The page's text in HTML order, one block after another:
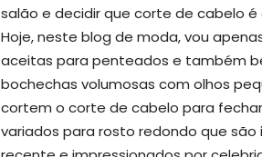
salão e decidir que corte de cabelo
Hoje, neste blog de moda, vou
aceitas para penteados e também
bochechas volumosas com olhos
cortem o corte de cabelo para
variados para rosto redondo que